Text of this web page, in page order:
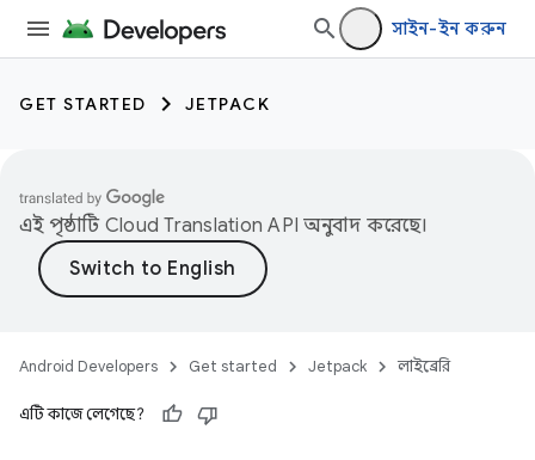
সাইন-ইন করুন
GET STARTED JETPACK
এই পৃষ্ঠাটি Cloud Translation API অনুবাদ করেছে।
Android Developers Get started Jetpack লাইব্রেরি
এটি কাজে লেগেছে?